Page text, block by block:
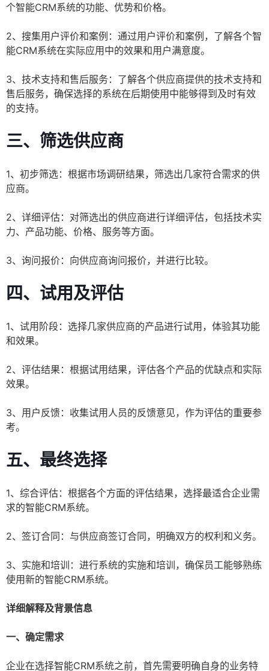
个智能CRM系统的功能、优势和价格。
2、搜集用户评价和案例：通过用户评价和案例，了解各个智
能CRM系统在实际应用中的效果和用户满意度。
3、技术支持和售后服务：了解各个供应商提供的技术支持和
售后服务，确保选择的系统在后期使用中能够得到及时有效
的支持。
三、筛选供应商
1、初步筛选：根据市场调研结果，筛选出几家符合需求的供
应商。
2、详细评估：对筛选出的供应商进行详细评估，包括技术实
力、产品功能、价格、服务等方面。
3、询问报价：向供应商询问报价，并进行比较。
四、试用及评估
1、试用阶段：选择几家供应商的产品进行试用，体验其功能
和效果。
2、评估结果：根据试用结果，评估各个产品的优缺点和实际
效果。
3、用户反馈：收集试用人员的反馈意见，作为评估的重要参
考。
五、最终选择
1、综合评估：根据各个方面的评估结果，选择最适合企业需
求的智能CRM系统。
2、签订合同：与供应商签订合同，明确双方的权利和义务。
3、实施和培训：进行系统的实施和培训，确保员工能够熟练
使用新的智能CRM系统。
详细解释及背景信息
一、确定需求
企业在选择智能CRM系统之前，首先需要明确自身的业务特